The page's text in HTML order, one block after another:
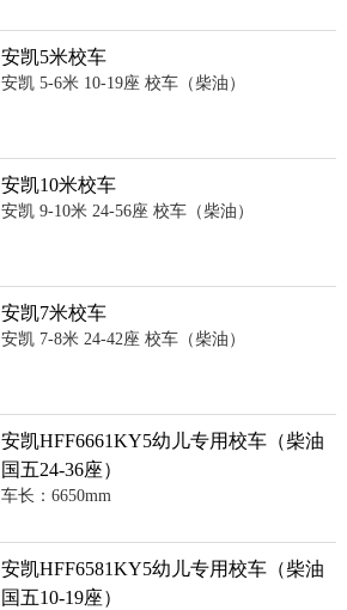
安凯5米校车
安凯 5-6米 10-19座 校车（柴油）
安凯10米校车
安凯 9-10米 24-56座 校车（柴油）
安凯7米校车
安凯 7-8米 24-42座 校车（柴油）
安凯HFF6661KY5幼儿专用校车（柴油
国五24-36座）
车长：6650mm
安凯HFF6581KY5幼儿专用校车（柴油
国五10-19座）